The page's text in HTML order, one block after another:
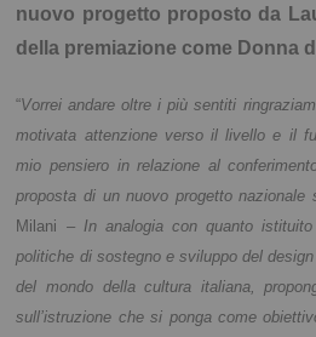
nuovo progetto proposto da
della premiazione come Donna
“Vorrei andare oltre i più sentiti
motivata attenzione verso il livello e il
mio pensiero in relazione al
proposta di un nuovo progetto nazionale
Milani – In analogia con quanto
politiche di sostegno e sviluppo del
del mondo della cultura italiana,
sull’istruzione che si ponga come